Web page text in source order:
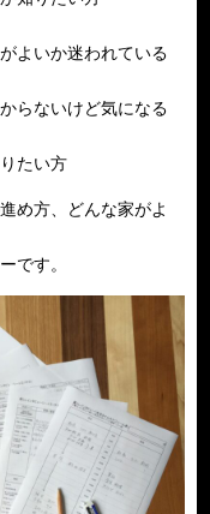
よいか迷われている
らないけど気になる
たい方
め方、どんな家がよ
です。